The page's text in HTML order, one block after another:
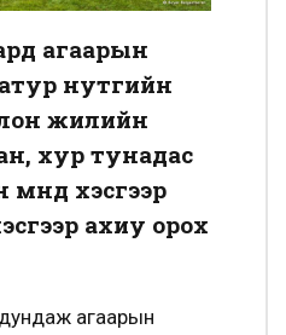
агаарын
нутгийн
жилийн
хур тунадас
хэсгээр
ахиу орох
агаарын